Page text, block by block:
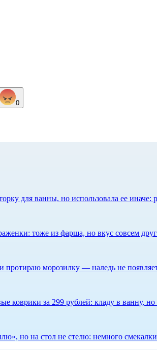
0
для ванны, но использовала ее иначе:
тоже из фарша, но вкус совсем
протираю морозилку — наледь не
коврики за 299 рублей: кладу в ванну,
но на стол не стелю: немного